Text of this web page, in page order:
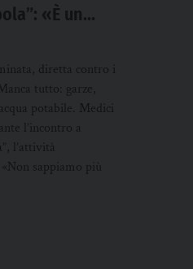
«È un
diretta contro i
tutto: garze,
potabile. Medici
l’incontro a
l’attività
sappiamo più